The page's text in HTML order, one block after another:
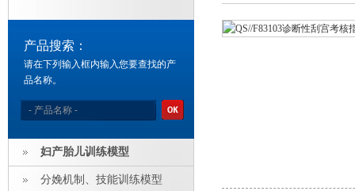
产品搜索：
请在下列输入框内输入您要查找的产
品名称。
妇产胎儿训练模型
分娩机制、技能训练模型